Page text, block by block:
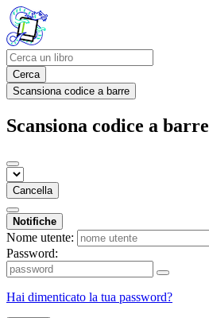
Cerca
Scansiona codice a barre
Scansiona codice a barre
Cancella
Notifiche
Nome utente:
Password:
Hai dimenticato la tua password?